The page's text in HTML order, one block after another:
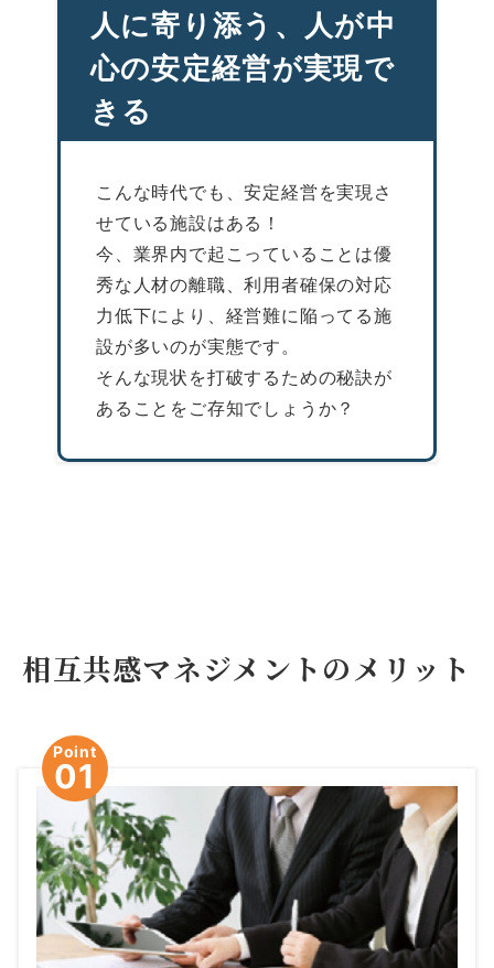
人に寄り添う、人が中
心の安定経営が実現で
きる
こんな時代でも、安定経営を実現さ
せている施設はある！
今、業界内で起こっていることは優
秀な人材の離職、利用者確保の対応
力低下により、経営難に陥ってる施
設が多いのが実態です。
そんな現状を打破するための秘訣が
あることをご存知でしょうか？
相互共感マネジメントのメリット
01
Point